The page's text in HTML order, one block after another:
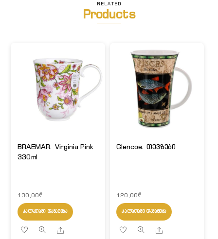
RELATED
Products
BRAEMAR. Virginia Pink
330ml
130,00₾
ᲙᲐᲚᲐᲗᲐᲨᲘ ᲓᲐᲛᲐᲢᲔᲑᲐ
Share
Glencoe. თევზები
120,00₾
ᲙᲐᲚᲐᲗᲐᲨᲘ ᲓᲐᲛᲐᲢᲔᲑᲐ
Share